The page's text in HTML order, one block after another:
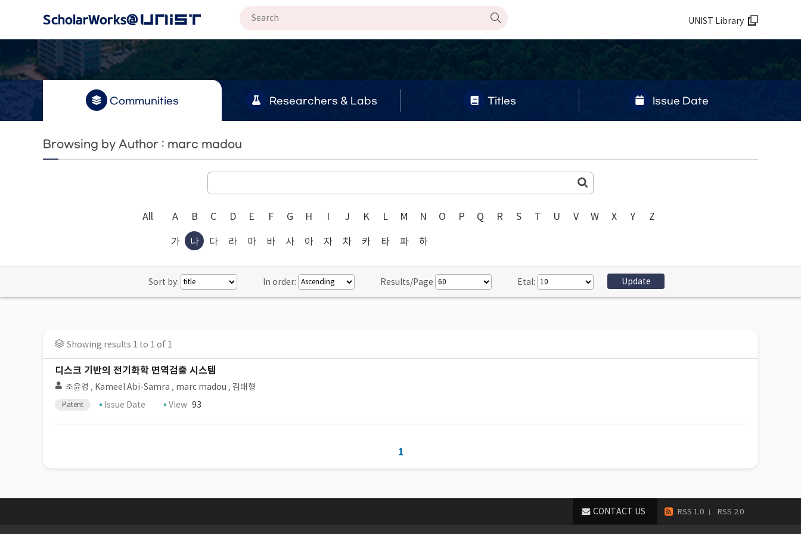
UNIST Library
Communities Researchers & Labs Titles Issue Date
Browsing by Author : marc madou
All A B C D E F G H I J K L M N O P Q R S T U V W X Y Z
가 나 다 라 마 바 사 아 자 차 카 타 파 하
Sort by: In order: Results/Page Etal:
Showing results 1 to 1 of 1
디스크 기반의 전기화학 면역검출 시스템
조윤경 , Kameel Abi-Samra , marc madou , 김태형
Patent Issue Date View 93
1
RSS 1.0 RSS 2.0
CONTACT US